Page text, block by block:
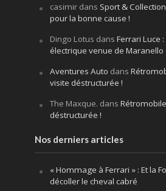
casimirdans Sport &
pour la bonne cause !
Dingo Lotus dans Ferrari Luce
électrique venue de Maranello
Aventures Auto dans
visite déstructurée !
The Maxque. dans
déstructurée !
Nos derniers articles
« Hommage à Ferrari » : Et la
décoller le cheval cabré